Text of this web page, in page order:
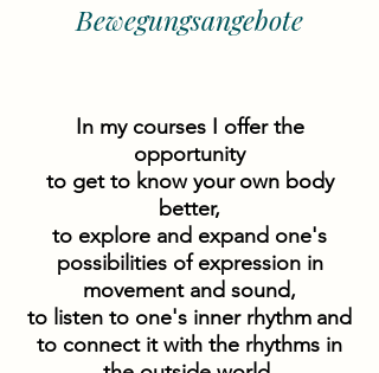
Bewegungsangebote
In my courses I offer the
opportunity
to get to know your own body
better,
to explore and expand one's
possibilities of expression in
movement and sound,
to listen to one's inner rhythm and
to connect it with the rhythms in